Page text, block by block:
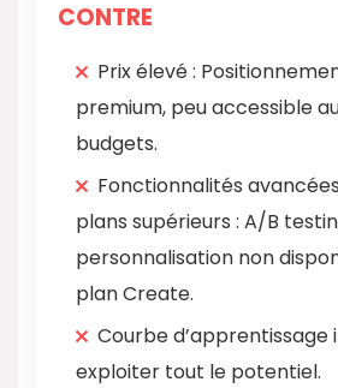
CONTRE
Prix élevé :
premium, peu accessible
budgets.
Fonctionnalités
plans supérieurs : A/B
personnalisation non
plan Create.
Courbe d’apprentissage
exploiter tout le potentiel.